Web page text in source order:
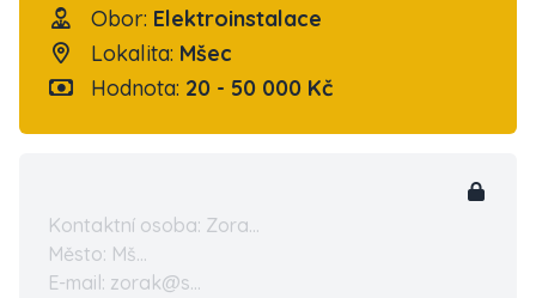
Obor: Elektroinstalace
Lokalita: Mšec
Hodnota: 20 - 50 000 Kč
Kontaktní osoba: Zora...
Město: Mš...
E-mail: zorak@s...